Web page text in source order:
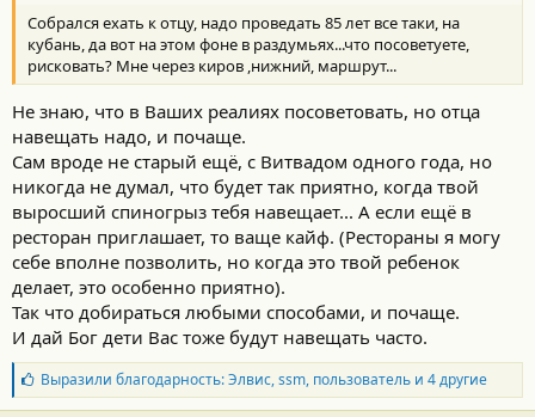
и
:
Собрался ехать к отцу, надо проведать 85 лет все таки, на
кубань, да вот на этом фоне в раздумьях...что посоветуете,
рисковать? Мне через киров ,нижний, маршрут...
Не знаю, что в Ваших реалиях посоветовать, но отца
навещать надо, и почаще.
Сам вроде не старый ещё, с Витвадом одного года, но
никогда не думал, что будет так приятно, когда твой
выросший спиногрыз тебя навещает... А если ещё в
ресторан приглашает, то ваще кайф. (Рестораны я могу
себе вполне позволить, но когда это твой ребенок
делает, это особенно приятно).
Так что добираться любыми способами, и почаще.
И дай Бог дети Вас тоже будут навещать часто.
Б
л
Выразили благодарность:Элвис,ssm, пользовательи 4 другие